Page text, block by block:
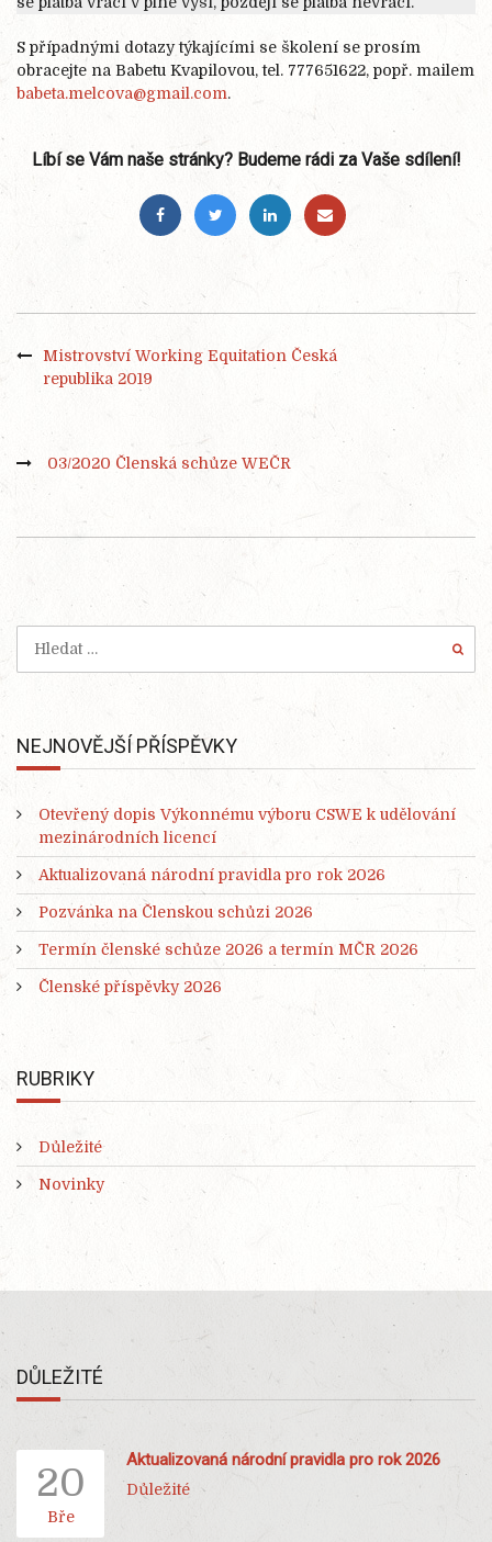
S případnými dotazy týkajícími se školení se prosím
obracejte na Babetu Kvapilovou, tel. 777651622, popř. mailem
babeta.melcova@gmail.com.
Líbí se Vám naše stránky? Budeme rádi za Vaše sdílení!
Mistrovství Working Equitation Česká
republika 2019
03/2020 Členská schůze WEČR
NEJNOVĚJŠÍ PŘÍSPĚVKY
Otevřený dopis Výkonnému výboru CSWE k udělování
mezinárodních licencí
Aktualizovaná národní pravidla pro rok 2026
Pozvánka na Členskou schůzi 2026
Termín členské schůze 2026 a termín MČR 2026
Členské příspěvky 2026
RUBRIKY
Důležité
Novinky
DŮLEŽITÉ
20
Bře
Aktualizovaná národní pravidla pro rok 2026
Důležité